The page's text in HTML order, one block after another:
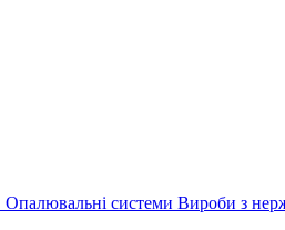
Опалювальні системи Вироби з